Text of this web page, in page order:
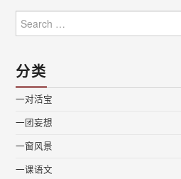
for:
分类
一对活宝
一团妄想
一窗风景
一课语文